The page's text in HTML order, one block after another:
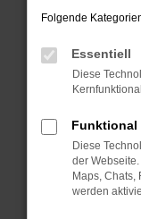
Fehler:
Beim Laden
können:
Folgende
Essentiell
Diese
Funktional
Diese
der
Maps, Chats,
werden